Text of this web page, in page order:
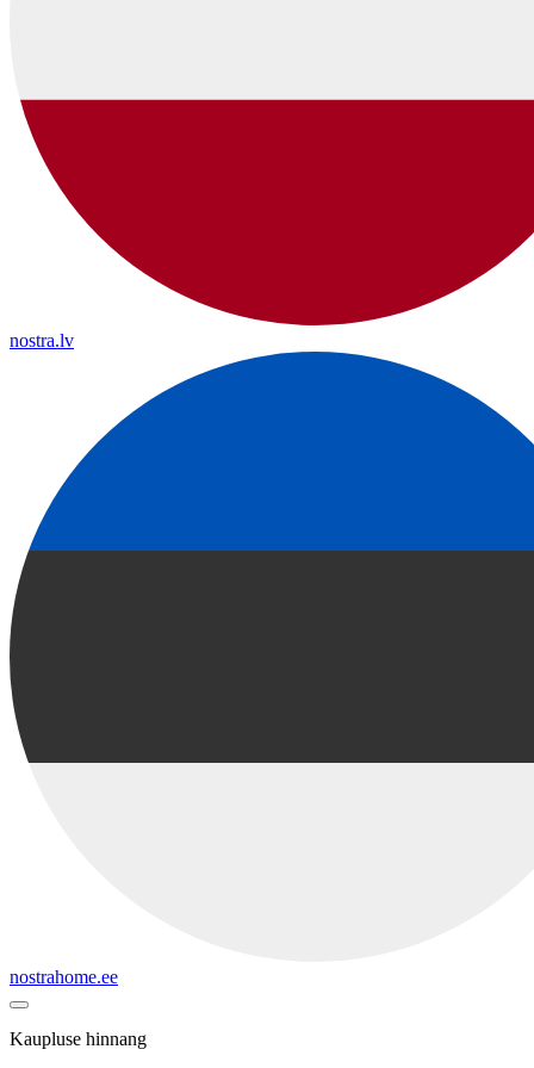
nostra.lv
nostrahome.ee
Kaupluse hinnang